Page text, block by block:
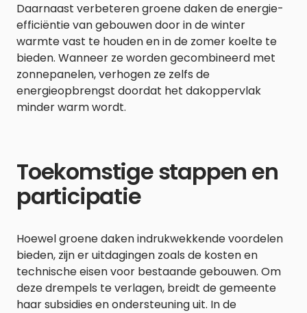
Daarnaast verbeteren groene daken de energie-
efficiëntie van gebouwen door in de winter
warmte vast te houden en in de zomer koelte te
bieden. Wanneer ze worden gecombineerd met
zonnepanelen, verhogen ze zelfs de
energieopbrengst doordat het dakoppervlak
minder warm wordt.
Toekomstige stappen en
participatie
Hoewel groene daken indrukwekkende voordelen
bieden, zijn er uitdagingen zoals de kosten en
technische eisen voor bestaande gebouwen. Om
deze drempels te verlagen, breidt de gemeente
haar subsidies en ondersteuning uit. In de